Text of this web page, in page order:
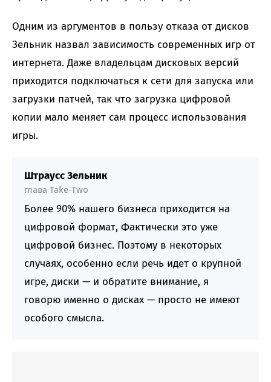
Одним из аргументов в пользу отказа от дисков
Зельник назвал зависимость современных игр от
интернета. Даже владельцам дисковых версий
приходится подключаться к сети для запуска или
загрузки патчей, так что загрузка цифровой
копии мало меняет сам процесс использования
игры.
Штраусс Зельник
глава Take-Two
Более 90% нашего бизнеса приходится на
цифровой формат, Фактически это уже
цифровой бизнес. Поэтому в некоторых
случаях, особенно если речь идет о крупной
игре, диски — и обратите внимание, я
говорю именно о дисках — просто не имеют
особого смысла.